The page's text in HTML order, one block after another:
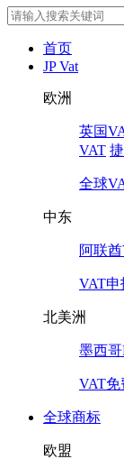
首页
JP Vat
欧洲
英国
VAT
全球
中东
阿联
VAT
北美洲
墨西哥
VAT免
全球商标
欧盟